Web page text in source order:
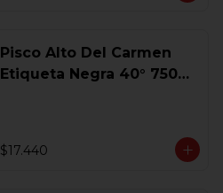
Pisco Alto Del Carmen
Etiqueta Negra 40° 750
$17.440